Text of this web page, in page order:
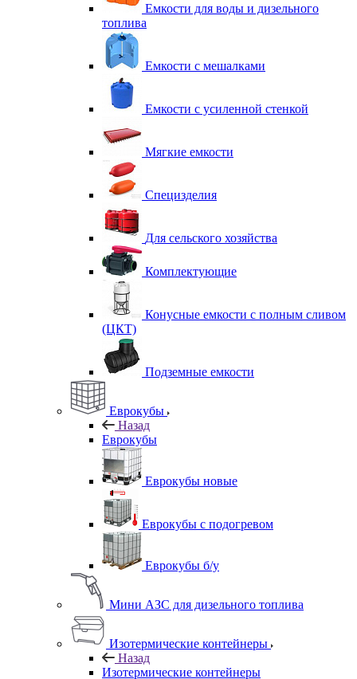
Емкости для воды и дизельного
топлива
Емкости с мешалками
Емкости с усиленной стенкой
Мягкие емкости
Специзделия
Для сельского хозяйства
Комплектующие
Конусные емкости с полным сливом
(ЦКТ)
Подземные емкости
Еврокубы
Назад
Еврокубы
Еврокубы новые
Еврокубы с подогревом
Еврокубы б/у
Мини АЗС для дизельного топлива
Изотермические контейнеры
Назад
Изотермические контейнеры